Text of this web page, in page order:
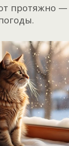
протяжно —